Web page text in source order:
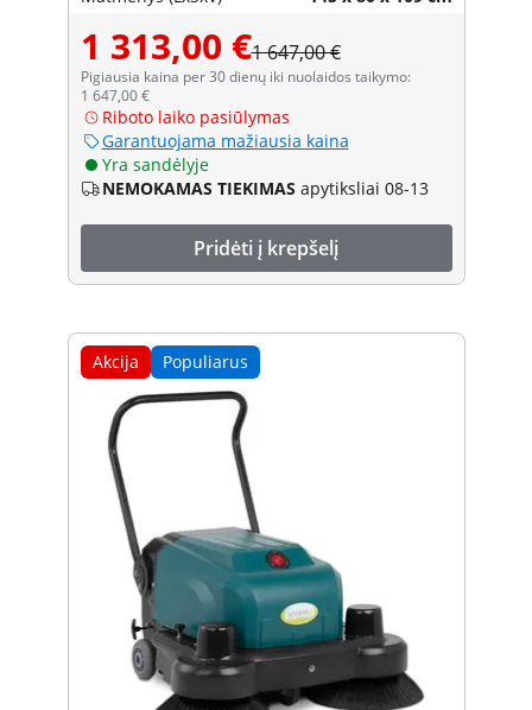
1 313,00 €1 647,00 €
Pigiausia kaina per 30 dienų iki nuolaidos taikymo:
1 647,00 €
Riboto laiko pasiūlymas
Garantuojama mažiausia kaina
Yra sandėlyje
NEMOKAMAS TIEKIMAS apytiksliai 08-13
Pridėti į krepšelį
Akcija Populiarus